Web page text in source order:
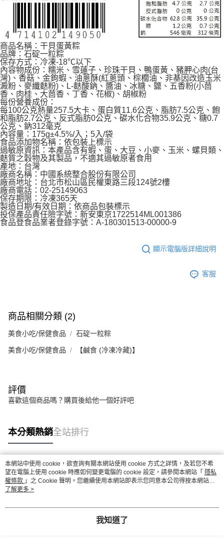
商品名稱：干貝蛋黃粽
品牌：石碇一粒粽
保存方式：冷凍-18℃以下
內容物成份：糯米、雪蓮子、珍珠干貝、鴨蛋黃、豬胛心肉(台
灣)、香菇、金鉤蝦、油蔥酥(紅蔥頭、棕櫚油、非基因改造玉米
澱粉、麥纖麩粉)、L-麩酸鈉、醬油、冰糖、鹽、五香粉(小茴
香、肉桂、大茴香、丁香、花椒)、胡椒粉
每份營養成份：
每100公克熱量257.5大卡、蛋白質11.6公克、脂肪7.5公克、飽
和脂肪2.7公克、反式脂肪0公克、碳水化合物35.9公克、糖0.7
公克、鈉312毫克
內容量：175g±4.5%/入；5入/袋
食品添加物名稱：依包裝上標示
過敏原資訊：本產品含有蝦、蛋、大豆、小麥、玉米、螺貝類、
麩質之穀物及其製品，不適其過敏原者食用
產地：台灣
廠商名稱：中國系統整合股份有限公司
廠商地址：台北市松山區民權東路三段124號2樓
廠商電話：02-25149063
保存期限：冷凍365天
製造日期/有效日期：依商品包裝標示
投保產品責任險字號：新安東京1722514ML001386
食品登食品業者登錄字號：A-180301513-00000-9
顯示電腦版詳細說明
客服
商品相關分類 (2)
美食小吃/保健食品 石碇一粒粽
美食小吃/保健食品 【鹹食 (冷凍冷藏)】
評價
喜歡這個商品嗎？購買後給他一個好評吧
本分類熱銷全站排行
熱門標籤
本網站中使用 cookie，欲查詢有關本網站使用 cookie 方式之詳情，及若您不希
望在電腦上使用 cookie 時應如何變更電腦的 cookie 設定，請參閱本網站「 隱私
權條款 」之 Cookie 聲明。您繼續使用本網站即表示您同意本公司得按本網站使
用條款之 Cookie 聲明使用 cookie。
了解更多 >
我知道了